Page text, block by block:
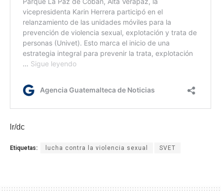
lr/dc
Etiquetas: lucha contra la violencia sexual SVET